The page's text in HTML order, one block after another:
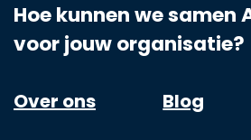
Hoe kunnen we samen
voor jouw organisatie?
Over ons Blog